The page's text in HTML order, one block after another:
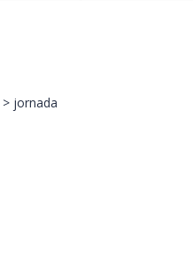
> jornada